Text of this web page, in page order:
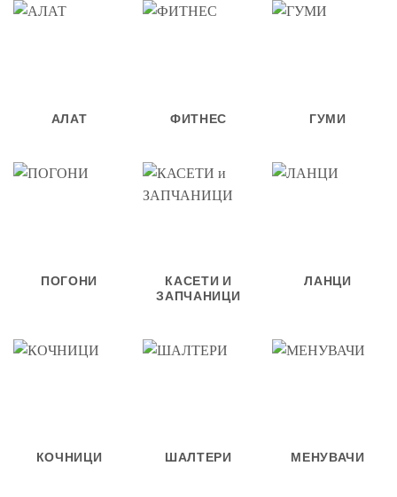
АЛАТ ФИТНЕС ГУМИ
ПОГОНИ
КАСЕТИ И
ЗАПЧАНИЦИ
ЛАНЦИ
КОЧНИЦИ ШАЛТЕРИ МЕНУВАЧИ